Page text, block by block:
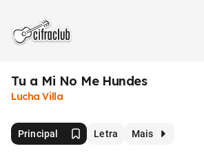
Tu a Mi No Me Hundes
Lucha Villa
Principal Letra Mais